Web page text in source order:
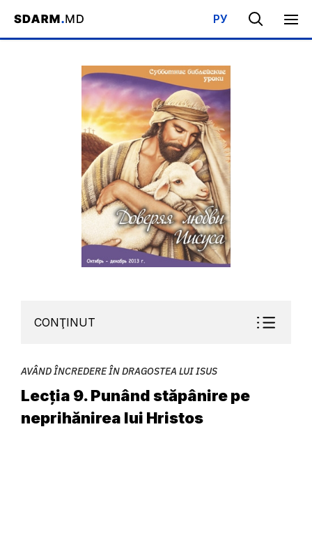
РУ
Acasa / Bibliotecă / Şcoala de Sabat / Având încredere în
CONŢINUT
AVÂND ÎNCREDERE ÎN DRAGOSTEA LUI ISUS
Lecția 9. Punând stăpânire pe
neprihănirea lui Hristos